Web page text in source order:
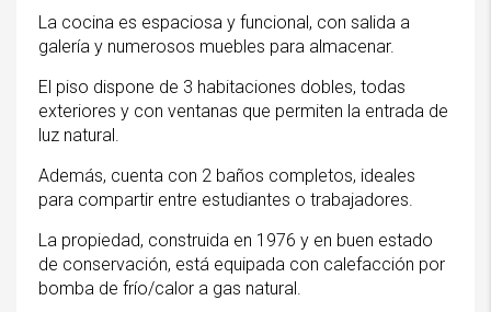
La cocina es espaciosa y funcional, con salida a
galería y numerosos muebles para almacenar.
El piso dispone de 3 habitaciones dobles, todas
exteriores y con ventanas que permiten la entrada de
luz natural.
Además, cuenta con 2 baños completos, ideales
para compartir entre estudiantes o trabajadores.
La propiedad, construida en 1976 y en buen estado
de conservación, está equipada con calefacción por
bomba de frío/calor a gas natural.